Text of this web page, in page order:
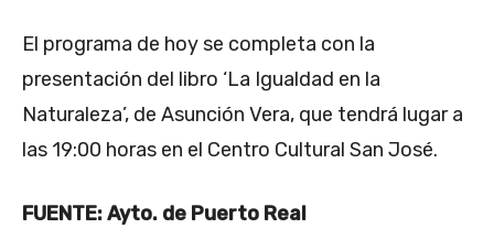
El programa de hoy se completa con la
presentación del libro ‘La Igualdad en la
Naturaleza’, de Asunción Vera, que tendrá lugar a
las 19:00 horas en el Centro Cultural San José.
FUENTE: Ayto. de Puerto Real